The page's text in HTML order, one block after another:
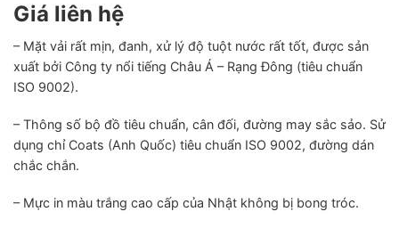
Giá liên hệ
– Mặt vải rất mịn, đanh, xử lý độ tuột nước rất tốt, được sản
xuất bởi Công ty nổi tiếng Châu Á – Rạng Đông (tiêu chuẩn
ISO 9002).
– Thông số bộ đồ tiêu chuẩn, cân đối, đường may sắc sảo. Sử
dụng chỉ Coats (Anh Quốc) tiêu chuẩn ISO 9002, đường dán
chắc chắn.
– Mực in màu trắng cao cấp của Nhật không bị bong tróc.